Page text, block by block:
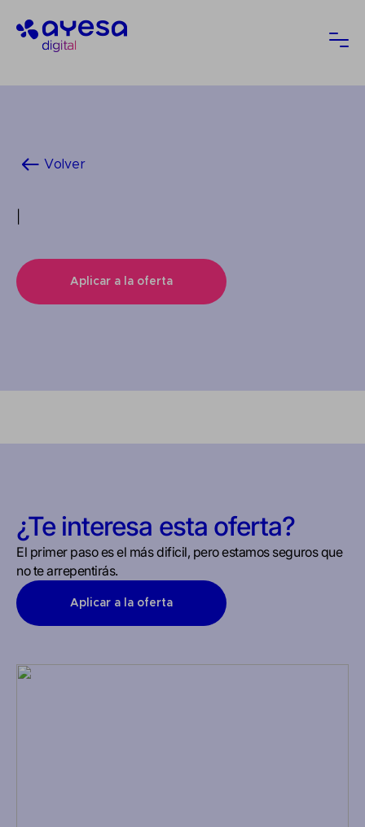
Ayesa
Volver
Aplicar a la oferta
¿Te interesa esta oferta?
El primer paso es el más dificil, pero estamos seguros que
no te arrepentirás.
Aplicar a la oferta